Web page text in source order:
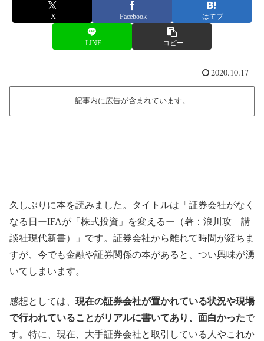
X Facebook はてブ
LINE コピー
2020.10.17
記事内に広告が含まれています。
久しぶりに本を読みました。タイトルは「証券会社がなく
なる日ーIFAが「株式投資」を変えるー（著：浪川攻 講
談社現代新書）」です。証券会社から離れて時間が経ちま
すが、今でも金融や証券関係の本があると、つい興味が湧
いてしまいます。
感想としては、 現在の証券会社が置かれている状況や現場
で行われていることがリアルに書いてあり、面白かったで
す。特に、現在、大手証券会社と取引している人やこれか